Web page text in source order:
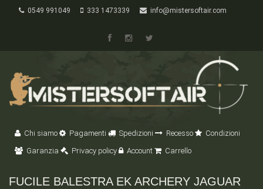
0549 991049 333 1473339 info@mistersoftair.com
Chi siamo Pagamenti Spedizioni Recesso
Condizioni
Garanzia
Privacy policy Account Carrello
FUCILE BALESTRA EK ARCHERY JAGUAR